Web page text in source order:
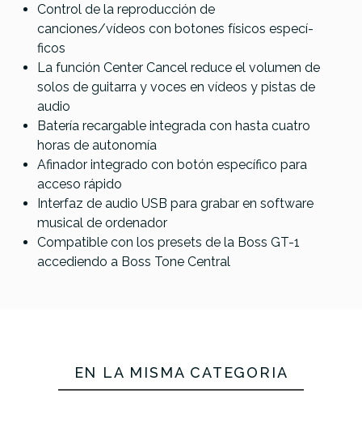
Control de la reproducción de
canciones/vídeos con botones físicos especí­
ficos
La función Center Cancel reduce el volumen de
solos de guitarra y voces en vídeos y pistas de
audio
Batería recargable integrada con hasta cuatro
horas de autonomía
Afinador integrado con botón específico para
acceso rápido
Interfaz de audio USB para grabar en software
musical de ordenador
Compatible con los presets de la Boss GT-1
accediendo a Boss Tone Central
EN LA MISMA CATEGORÍA